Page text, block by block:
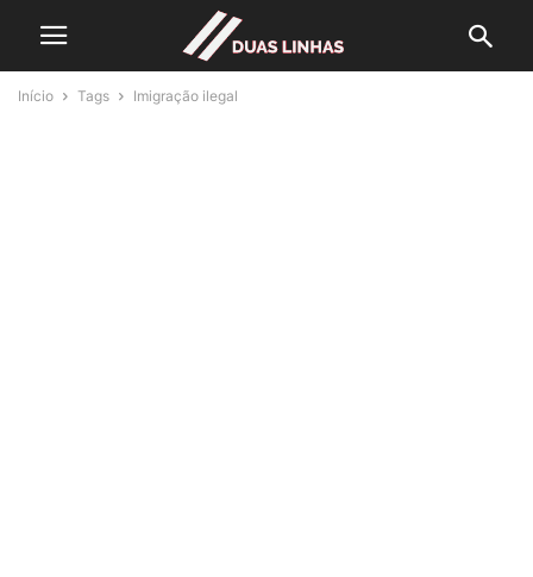
Início Tags Imigração ilegal